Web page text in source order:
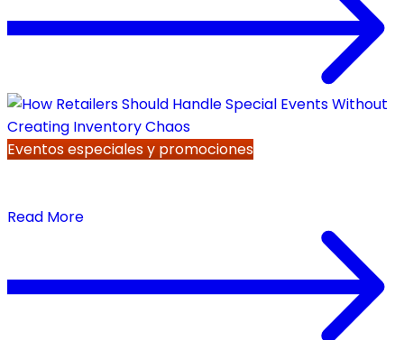
Eventos especiales y promociones
Read More